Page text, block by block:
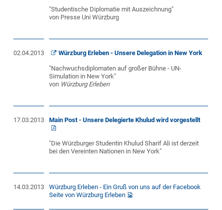
"Studentische Diplomatie mit Auszeichnung"
von Presse Uni Würzburg
02.04.2013 Würzburg Erleben - Unsere Delegation in New York
"Nachwuchsdiplomaten auf großer Bühne - UN-
Simulation in New York"
von Würzburg Erleben
17.03.2013 Main Post - Unsere Delegierte Khulud wird vorgestellt
"Die Würzburger Studentin Khulud Sharif Ali ist derzeit
bei den Vereinten Nationen in New York"
14.03.2013
Würzburg Erleben - Ein Gruß von uns auf der Facebook
Seite von Würzburg Erleben